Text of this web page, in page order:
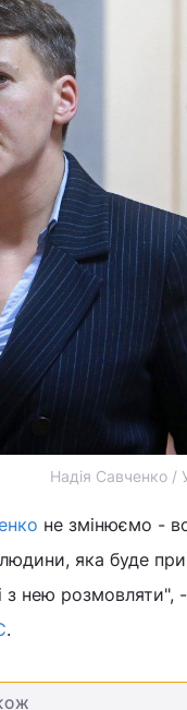
Надія Савченко /
не змінюємо -
яка буде
з нею розмовляти",
.